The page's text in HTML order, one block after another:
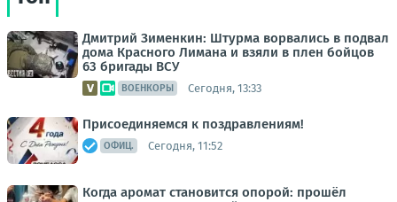
Дмитрий Зименкин: Штурма ворвались в подвал
дома Красного Лимана и взяли в плен бойцов
63 бригады ВСУ
ВОЕНКОРЫ Сегодня, 13:33
Присоединяемся к поздравлениям!
ОФИЦ. Сегодня, 11:52
Когда аромат становится опорой: прошёл